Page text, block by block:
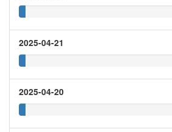
2025-04-21
2025-04-20